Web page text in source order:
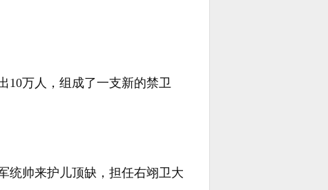
10万人，组成了一支新的禁卫
统帅来护儿顶缺，担任右翊卫大